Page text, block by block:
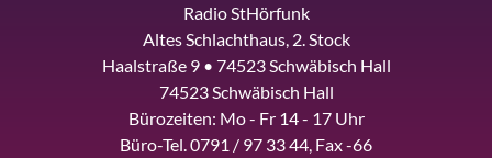
Radio StHörfunk
Altes Schlachthaus, 2. Stock
Haalstraße 9 • 74523 Schwäbisch Hall
74523 Schwäbisch Hall
Bürozeiten: Mo - Fr 14 - 17 Uhr
Büro-Tel. 0791 / 97 33 44, Fax -66